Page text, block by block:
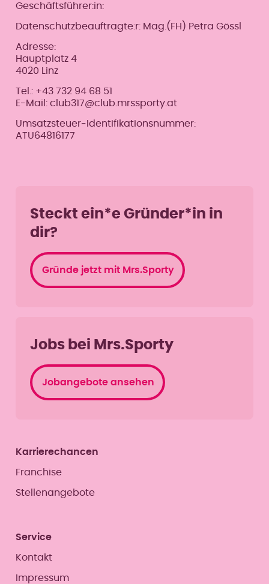
Geschäftsführer:in:
Datenschutzbeauftragte:r: Mag.(FH) Petra Gössl
Adresse:
Hauptplatz 4
4020 Linz
Tel.: +43 732 94 68 51
E-Mail: club317@club.mrssporty.at
Umsatzsteuer-Identifikationsnummer:
ATU64816177
Steckt ein*e Gründer*in in
dir?
Gründe jetzt mit Mrs.Sporty
Jobs bei Mrs.Sporty
Jobangebote ansehen
Karrierechancen
Franchise
Stellenangebote
Service
Kontakt
Impressum